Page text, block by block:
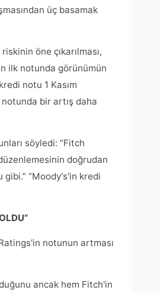
üç basamak
öne çıkarılması,
ilk notunda görünümün
notu 1 Kasım
bir artış daha
söyledi: “Fitch
doğrudan
“Moody's'in kredi
notunun artması
ancak hem Fitch'in